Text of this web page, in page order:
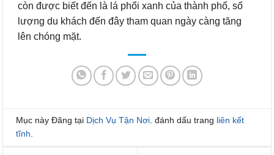
còn được biết đến là lá phổi xanh của thành phố, số
lượng du khách đến đây tham quan ngày càng tăng
lên chóng mặt.
Mục này Đăng tại Dịch Vụ Tận Nơi. đánh dấu trang liên kết
tĩnh.